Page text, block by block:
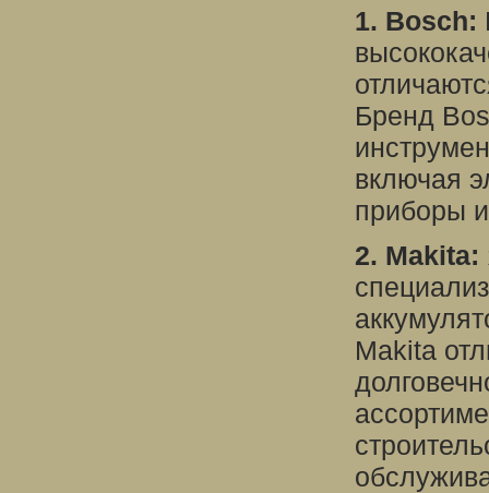
1. Bosch:
Бренд
включая
приборы
2. Makita:
Makita